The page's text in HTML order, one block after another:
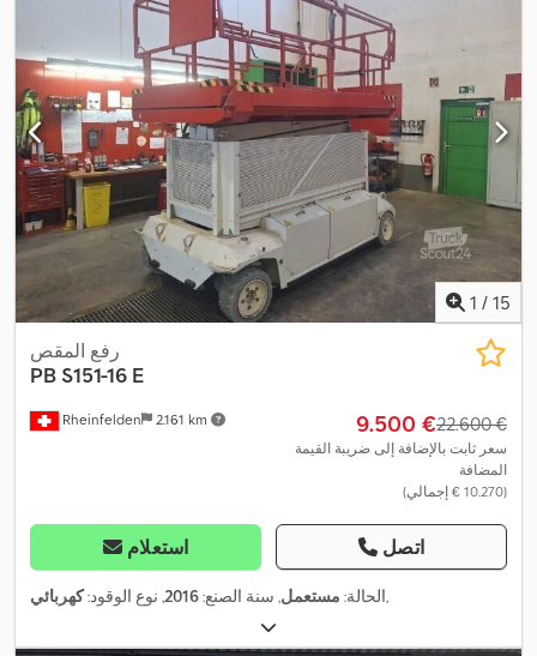
1 / 15
Rheinfelden 2.161 km
رفع المقص
PB S151-16 E
‏9.500 € ‏22.600 €
سعر ثابت بالإضافة إلى ضريبة القيمة
المضافة
(‏10.270 € إجمالي)
استعلام اتصل
الحالة: مستعمل, سنة الصنع:2016, نوع الوقود:كهربائي ,